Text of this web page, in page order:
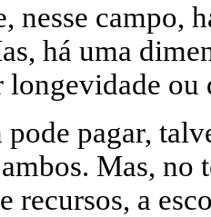
nesse campo,
há uma
ou
pode pagar,
Mas, no
recursos, a